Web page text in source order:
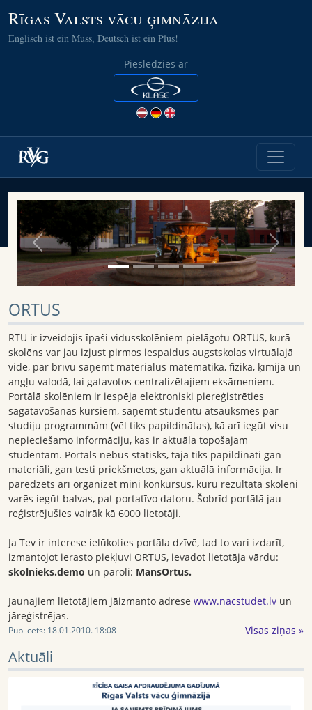
Rīgas Valsts vācu ģimnāzija
Englisch ist ein Muss, Deutsch ist ein Plus!
Pieslēdzies ar
Previous Next
ORTUS
RTU ir izveidojis īpaši vidusskolēniem pielāgotu ORTUS, kurā
skolēns var jau izjust pirmos iespaidus augstskolas virtuālajā
vidē, par brīvu saņemt materiālus matemātikā, fizikā, ķīmijā un
angļu valodā, lai gatavotos centralizētajiem eksāmeniem.
Portālā skolēniem ir iespēja elektroniski piereģistrēties
sagatavošanas kursiem, saņemt studentu atsauksmes par
studiju programmām (vēl tiks papildinātas), kā arī iegūt visu
nepieciešamo informāciju, kas ir aktuāla topošajam
studentam. Portāls nebūs statisks, tajā tiks papildināti gan
materiāli, gan testi priekšmetos, gan aktuālā informācija. Ir
paredzēts arī organizēt mini konkursus, kuru rezultātā skolēni
varēs iegūt balvas, pat portatīvo datoru. Šobrīd portālā jau
reģistrējušies vairāk kā 6000 lietotāji.
Ja Tev ir interese ielūkoties portāla dzīvē, tad to vari izdarīt,
izmantojot ierasto piekļuvi ORTUS, ievadot lietotāja vārdu:
skolnieks.demo un paroli: MansOrtus.
Jaunajiem lietotājiem jāizmanto adrese www.nacstudet.lv un
jāreģistrējas.
Publicēts: 18.01.2010. 18:08 Visas ziņas »
Aktuāli